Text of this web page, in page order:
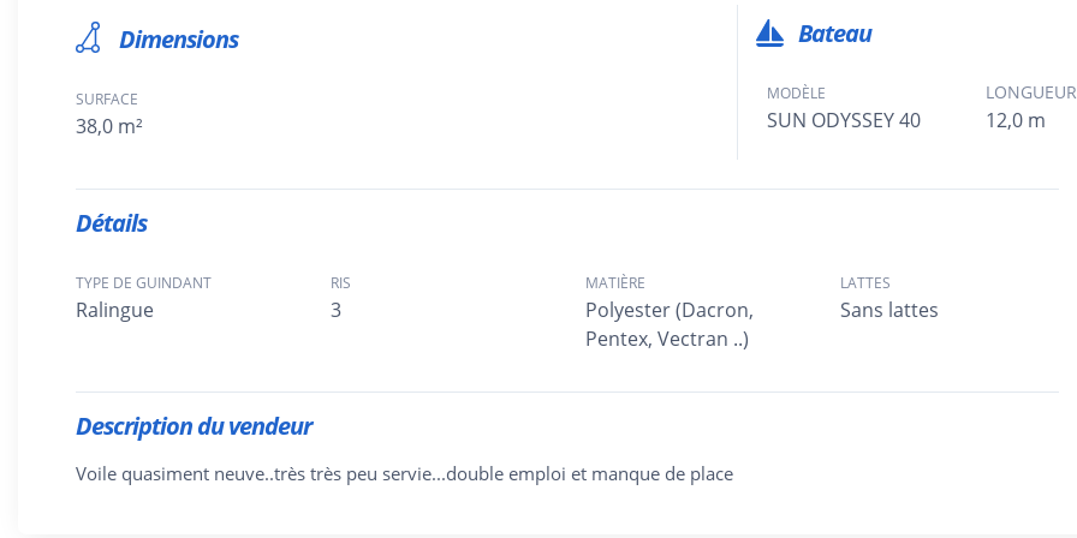
Dimensions
SURFACE
38,0 m²
Bateau
MODÈLE
SUN ODYSSEY 40
LONGUEUR
12,0 m
Détails
TYPE DE GUINDANT
Ralingue
RIS
3
MATIÈRE
Polyester (Dacron,
Pentex, Vectran ..)
LATTES
Sans lattes
Description du vendeur
Voile quasiment neuve..très très peu servie...double emploi et manque de place